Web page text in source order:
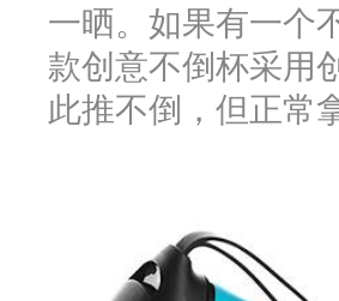
一晒。如果有一个
款创意不倒杯采用
此推不倒，但正常